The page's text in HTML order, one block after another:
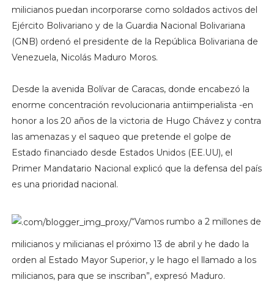
milicianos puedan incorporarse como soldados activos del
Ejército Bolivariano y de la Guardia Nacional Bolivariana
(GNB) ordenó el presidente de la República Bolivariana de
Venezuela, Nicolás Maduro Moros.
Desde la avenida Bolívar de Caracas, donde encabezó la
enorme concentración revolucionaria antiimperialista -en
honor a los 20 años de la victoria de Hugo Chávez y contra
las amenazas y el saqueo que pretende el golpe de
Estado financiado desde Estados Unidos (EE.UU), el
Primer Mandatario Nacional explicó que la defensa del país
es una prioridad nacional.
“Vamos rumbo a 2 millones de
milicianos y milicianas el próximo 13 de abril y he dado la
orden al Estado Mayor Superior, y le hago el llamado a los
milicianos, para que se inscriban”, expresó Maduro.